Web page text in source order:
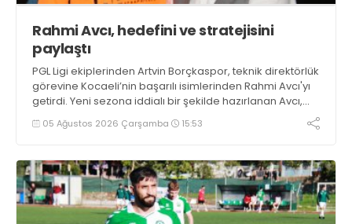
Rahmi Avcı, hedefini ve stratejisini
paylaştı
PGL Ligi ekiplerinden Artvin Borçkaspor, teknik direktörlük
görevine Kocaeli’nin başarılı isimlerinden Rahmi Avcı'yı
getirdi. Yeni sezona iddialı bir şekilde hazırlanan Avcı,
duygularını aktardı.
05 Ağustos 2026 Çarşamba 15:53